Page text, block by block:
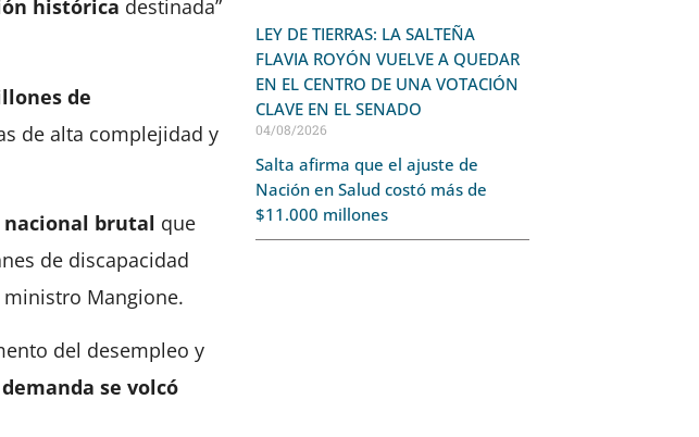
histórica destinada”
de
de alta complejidad y
nacional brutal que
de discapacidad
Mangione.
del desempleo y
se volcó
LEY DE TIERRAS: LA SALTEÑA
FLAVIA ROYÓN VUELVE A QUEDAR
EN EL CENTRO DE UNA VOTACIÓN
CLAVE EN EL SENADO
04/08/2026
Salta afirma que el ajuste de
Nación en Salud costó más de
$11.000 millones